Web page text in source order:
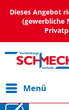
Dieses Angebot
(gewerbliche
Menü